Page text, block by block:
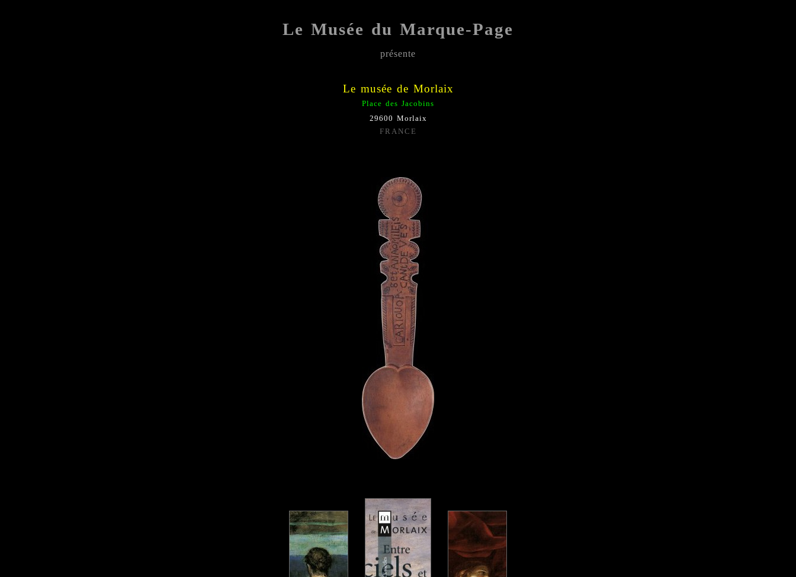
Le Musée du Marque-Page
présente
Le musée de Morlaix
Place des Jacobins
29600 Morlaix
FRANCE